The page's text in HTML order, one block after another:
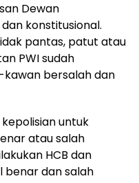
Dewan
konstitusional.
pantas, patut atau
PWI sudah
kawan bersalah dan
untuk
atau salah
HCB dan
benar dan salah